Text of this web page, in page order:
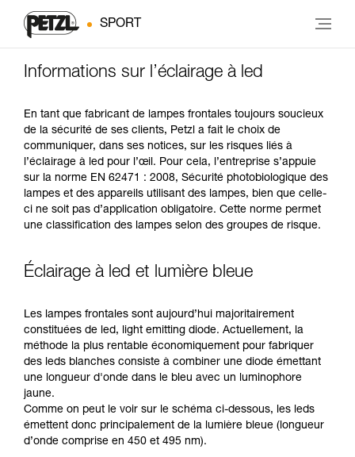
SPORT
Informations sur l’éclairage à led
En tant que fabricant de lampes frontales toujours soucieux
de la sécurité de ses clients, Petzl a fait le choix de
communiquer, dans ses notices, sur les risques liés à
l’éclairage à led pour l’œil. Pour cela, l’entreprise s’appuie
sur la norme EN 62471 : 2008, Sécurité photobiologique des
lampes et des appareils utilisant des lampes, bien que celle-
ci ne soit pas d’application obligatoire. Cette norme permet
une classification des lampes selon des groupes de risque.
Éclairage à led et lumière bleue
Les lampes frontales sont aujourd’hui majoritairement
constituées de led, light emitting diode. Actuellement, la
méthode la plus rentable économiquement pour fabriquer
des leds blanches consiste à combiner une diode émettant
une longueur d'onde dans le bleu avec un luminophore
jaune.
Comme on peut le voir sur le schéma ci-dessous, les leds
émettent donc principalement de la lumière bleue (longueur
d’onde comprise en 450 et 495 nm).